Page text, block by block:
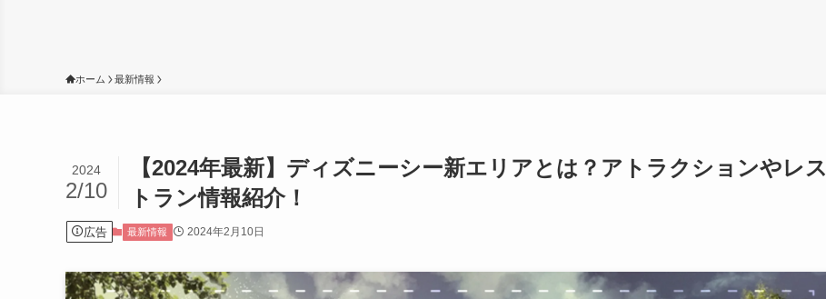
ホーム 最新情報
【2024年最新】ディズニーシー新エリアとは？アトラクションやレス
トラン情報紹介！
2024
2/10
広告 最新情報 2024年2月10日